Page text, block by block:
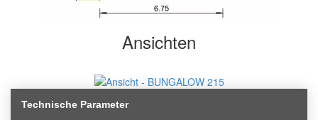
Ansichten
Technische Parameter